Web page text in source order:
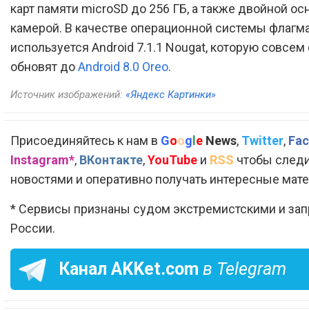
карт памяти microSD до 256 ГБ, а также двойной
камерой. В качестве операционной системы
используется Android 7.1.1 Nougat, которую совсем
обновят доAndroid 8.0 Oreo.
Источник изображений: «Яндекс Картинки»
Присоединяйтесь к нам в Google News, Twitter,
Instagram*, ВКонтакте,YouTube и RSS чтобы
новостями и оперативно получать интересные
* Сервисы признаны судом экстремистскими и
России.
Канал AKKet.com в Telegram